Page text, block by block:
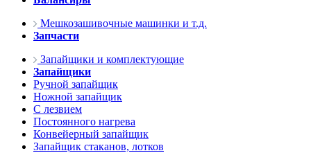
Мешкозашивочные машинки и т.д.
Запчасти
Запайщики и комплектующие
Запайщики
Ручной запайщик
Ножной запайщик
С лезвием
Постоянного нагрева
Конвейерный запайщик
Запайщик стаканов, лотков